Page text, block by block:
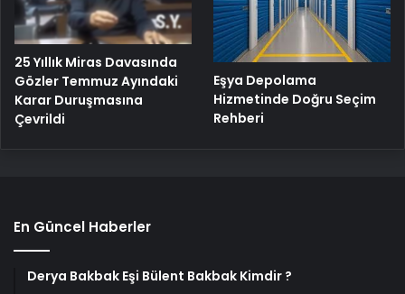
25 Yıllık Miras Davasında
Gözler Temmuz Ayındaki
Karar Duruşmasına
Çevrildi
Eşya Depolama
Hizmetinde Doğru Seçim
Rehberi
En Güncel Haberler
Derya Bakbak Eşi Bülent Bakbak Kimdir ?